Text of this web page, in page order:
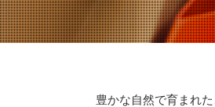
豊かな自然で育まれ